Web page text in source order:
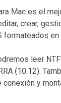
Mac es el
crear,
formateados en
leer
(10.12).
y